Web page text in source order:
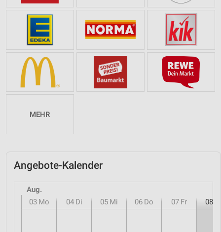
MEHR
Angebote-Kalender
Aug.
03 Mo 04 Di 05 Mi 06 Do 07 Fr 08